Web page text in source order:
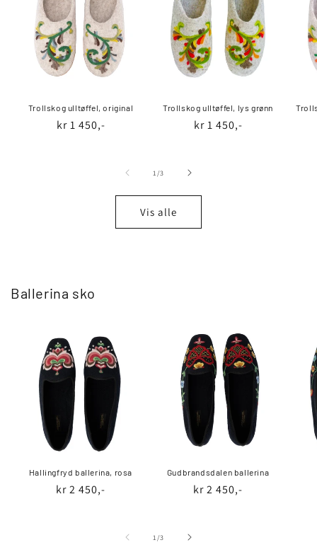
Trollskog ulltøffel, original
Vanlig
kr 1 450,-
Trollskog ulltøffel, lys grønn
Vanlig
kr 1 450,-
1/av
3
Vis alle
Ballerina sko
Hallingfryd ballerina, rosa
Vanlig
kr 2 450,-
Gudbrandsdalen ballerina
Vanlig
kr 2 450,-
1/av
3